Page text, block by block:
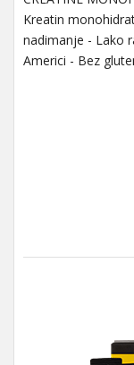
Kreatin
nadimanje - Lako
Americi - Bez